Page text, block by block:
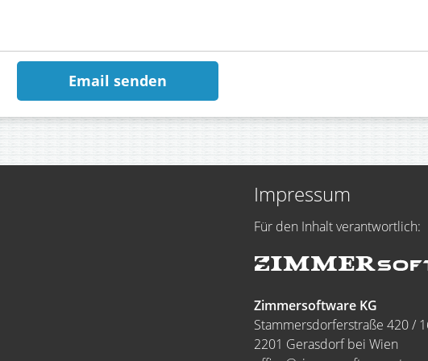
Impressum
Für den Inhalt verantwortlich:
Zimmersoftware KG
Stammersdorferstraße 420 /
2201 Gerasdorf bei Wien